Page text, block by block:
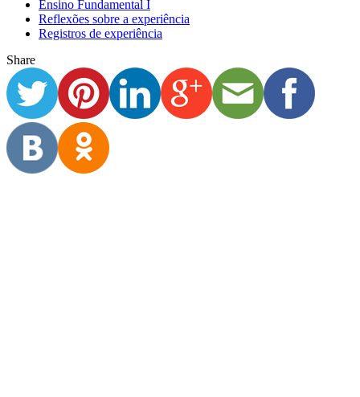
Ensino Fundamental I
Reflexões sobre a experiência
Registros de experiência
Share